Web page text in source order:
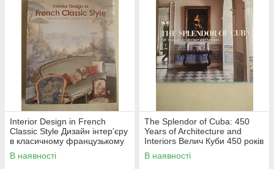
Interior Design in French
Classic Style Дизайн інтер'єру
в класичному французькому
стилі
В наявності
The Splendor of Cuba: 450
Years of Architecture and
Interiors Велич Куби 450 років
архітектури та інтер'єру
В наявності